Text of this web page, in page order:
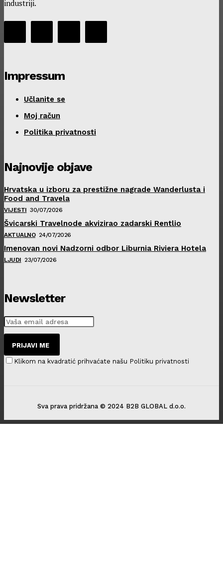
industriji.
Impressum
Učlanite se
Moj račun
Politika privatnosti
Najnovije objave
Hrvatska u izboru za prestižne nagrade Wanderlusta i
Food and Travela
VIJESTI 30/07/2026
Švicarski Travelnode akvizirao zadarski Rentlio
AKTUALNO 24/07/2026
Imenovan novi Nadzorni odbor Liburnia Riviera Hotela
LJUDI 23/07/2026
Newsletter
PRIJAVI ME
Klikom na kvadratić prihvaćate našu Politiku privatnosti
Sva prava pridržana © 2024 B2B GLOBAL d.o.o.